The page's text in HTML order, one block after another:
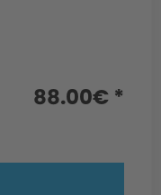
88.00€ *